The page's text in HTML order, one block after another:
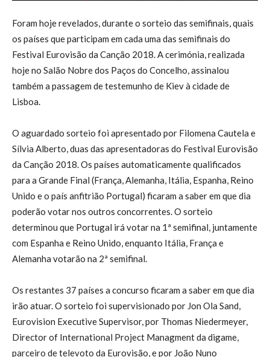
Foram hoje revelados, durante o sorteio das semifinais, quais
os países que participam em cada uma das semifinais do
Festival Eurovisão da Canção 2018. A cerimónia, realizada
hoje no Salão Nobre dos Paços do Concelho, assinalou
também a passagem de testemunho de Kiev à cidade de
Lisboa.
O aguardado sorteio foi apresentado por Filomena Cautela e
Sílvia Alberto, duas das apresentadoras do Festival Eurovisão
da Canção 2018. Os países automaticamente qualificados
para a Grande Final (França, Alemanha, Itália, Espanha, Reino
Unido e o país anfitrião Portugal) ficaram a saber em que dia
poderão votar nos outros concorrentes. O sorteio
determinou que Portugal irá votar na 1ª semifinal, juntamente
com Espanha e Reino Unido, enquanto Itália, França e
Alemanha votarão na 2ª semifinal.
Os restantes 37 países a concurso ficaram a saber em que dia
irão atuar. O sorteio foi supervisionado por Jon Ola Sand,
Eurovision Executive Supervisor, por Thomas Niedermeyer,
Director of International Project Managment da digame,
parceiro de televoto da Eurovisão, e por João Nuno